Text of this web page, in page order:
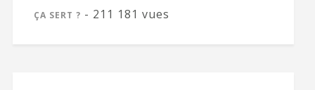
ÇA SERT ? - 211 181 vues